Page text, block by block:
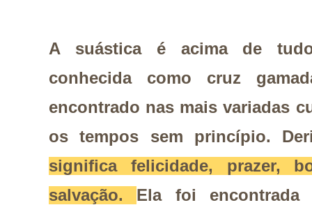
A suástica é acima de
conhecida como cruz
encontrado nas mais variadas
os tempos sem princípio.
significa felicidade, prazer,
salvação. Ela foi